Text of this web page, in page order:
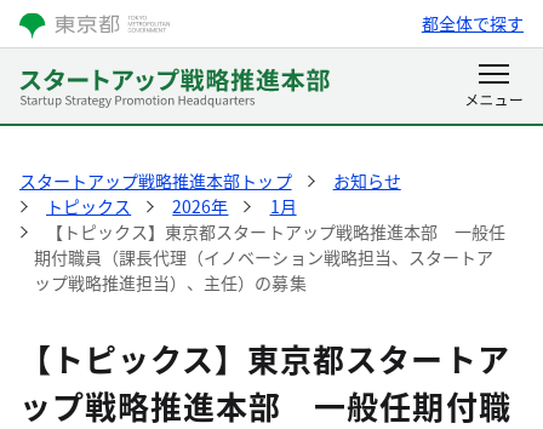
都全体で探す
スタートアップ戦略推進本部トップ
お知らせ
トピックス
2026年
1月
【トピックス】東京都スタートアップ戦略推進本部 一般任
期付職員（課長代理（イノベーション戦略担当、スタートア
ップ戦略推進担当）、主任）の募集
【トピックス】東京都スタートア
ップ戦略推進本部 一般任期付職